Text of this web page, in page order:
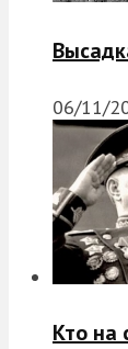
06/11/
Кто на